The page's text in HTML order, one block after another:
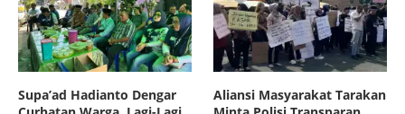
Supa’ad Hadianto Dengar
Aliansi Masyarakat Tarakan